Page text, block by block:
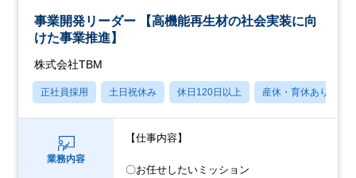
事業開発リーダー 【高機能再生材の社会実装に向
けた事業推進】
株式会社TBM
正社員採用 土日祝休み 休日120日以上 産休・育休あり
業務内容
【仕事内容】
〇お任せしたいミッション